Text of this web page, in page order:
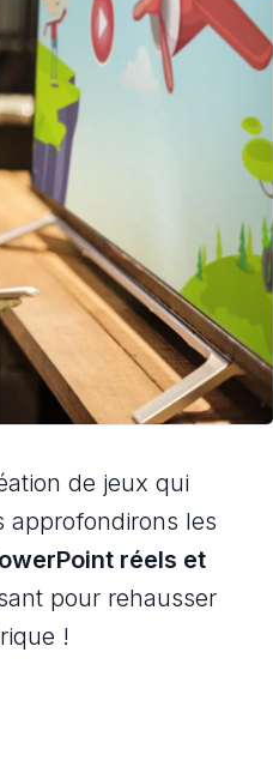
de jeux qui
approfondirons les
réels et
pour rehausser
!